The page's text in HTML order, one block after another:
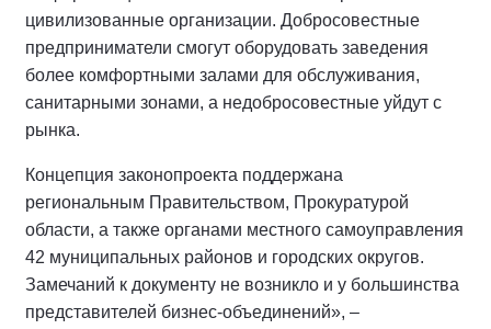
цивилизованные организации. Добросовестные
предприниматели смогут оборудовать заведения
более комфортными залами для обслуживания,
санитарными зонами, а недобросовестные уйдут с
рынка.
Концепция законопроекта поддержана
региональным Правительством, Прокуратурой
области, а также органами местного самоуправления
42 муниципальных районов и городских округов.
Замечаний к документу не возникло и у большинства
представителей бизнес-объединений», –